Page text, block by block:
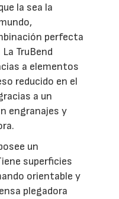
la sea la
perfecta
TruBend
a elementos
reducido en el
a un
engranajes y
un
superficies
orientable y
plegadora